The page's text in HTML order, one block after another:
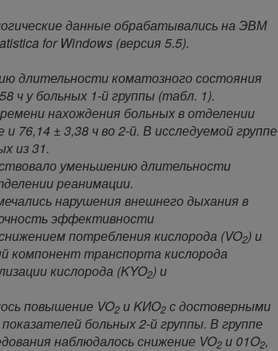
данные обрабатывались на ЭВМ
for Windows (версия 5.5).
длительности коматозного состояния
ч у больных 1-й группы (табл. 1).
нахождения больных в отделении
76,14 ± 3,38 ч во 2-й. В исследуемой группе
из 31.
уменьшению длительности
реанимации.
нарушения внешнего дыхания в
эффективности
потребления кислорода (VO2) и
компонент транспорта кислорода
кислорода (KYO2) и
повышение VO2 и KИO2 с достоверными
больных 2-й группы. В группе
наблюдалось снижение VO2 и 01O2,